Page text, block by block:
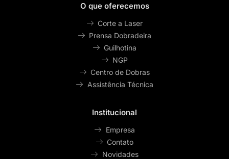
O que oferecemos
Corte a Laser
Prensa Dobradeira
Guilhotina
NGP
Centro de Dobras
Assistência Técnica
Institucional
Empresa
Contato
Novidades